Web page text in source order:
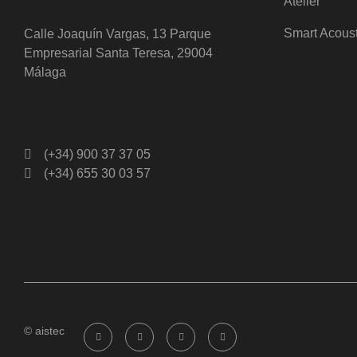
Calle Joaquín Vargas, 13 Parque
Empresarial Santa Teresa, 29004
Málaga
(+34) 900 37 37 05
(+34) 655 30 03 57
Smart
© aistec